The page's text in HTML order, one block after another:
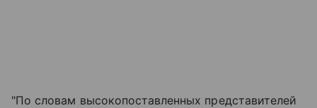
"По словам высокопоставленных представителей